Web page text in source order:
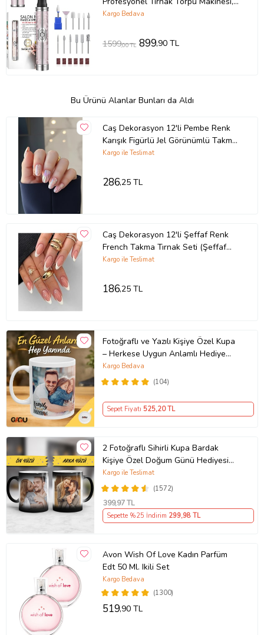
Çok Fonksiyonlu
Kargo Bedava
1599,00 TL 899,90 TL
Bu Ürünü Alanlar Bunları da Aldı
Caş Dekorasyon 12'li Pembe Renk
Karışık Figürlü Jel Görünümlü Takma
Tırnak Set (Yapıştırıcılı)
Kargo ile Teslimat
286,25 TL
Caş Dekorasyon 12'li Şeffaf Renk
French Takma Tırnak Seti (Şeffaf
Hologram)
Kargo ile Teslimat
186,25 TL
Fotoğraflı ve Yazılı Kişiye Özel Kupa
– Herkese Uygun Anlamlı Hediye
Porselen Baskılı Kupa (Beyaz)
(104)
Kargo Bedava
Sepet Fiyatı 525,20 TL
2 Fotoğraflı Sihirli Kupa Bardak
Kişiye Özel Doğum Günü Hediyesi
Sevgiliye Hediye Anneye Babaya
Ablaya Abiye Kız Erkek Kardeşe
Arkadaşa Resimli Günü Yıl Dönümü
Hediyesi
(1572)
Kargo ile Teslimat
399,97 TL
Sepette %25 İndirim 299,98 TL
Avon Wish Of Love Kadın Parfüm
Edt 50 Ml. Ikili Set
(1300)
Kargo Bedava
519,90 TL